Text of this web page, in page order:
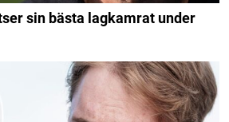
sin bästa lagkamrat under